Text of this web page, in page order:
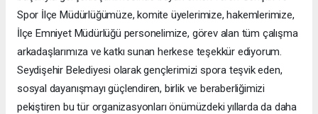
Spor İlçe Müdürlüğümüze, komite üyelerimize, hakemlerimize,
İlçe Emniyet Müdürlüğü personelimize, görev alan tüm çalışma
arkadaşlarımıza ve katkı sunan herkese teşekkür ediyorum.
Seydişehir Belediyesi olarak gençlerimizi spora teşvik eden,
sosyal dayanışmayı güçlendiren, birlik ve beraberliğimizi
pekiştiren bu tür organizasyonları önümüzdeki yıllarda da daha